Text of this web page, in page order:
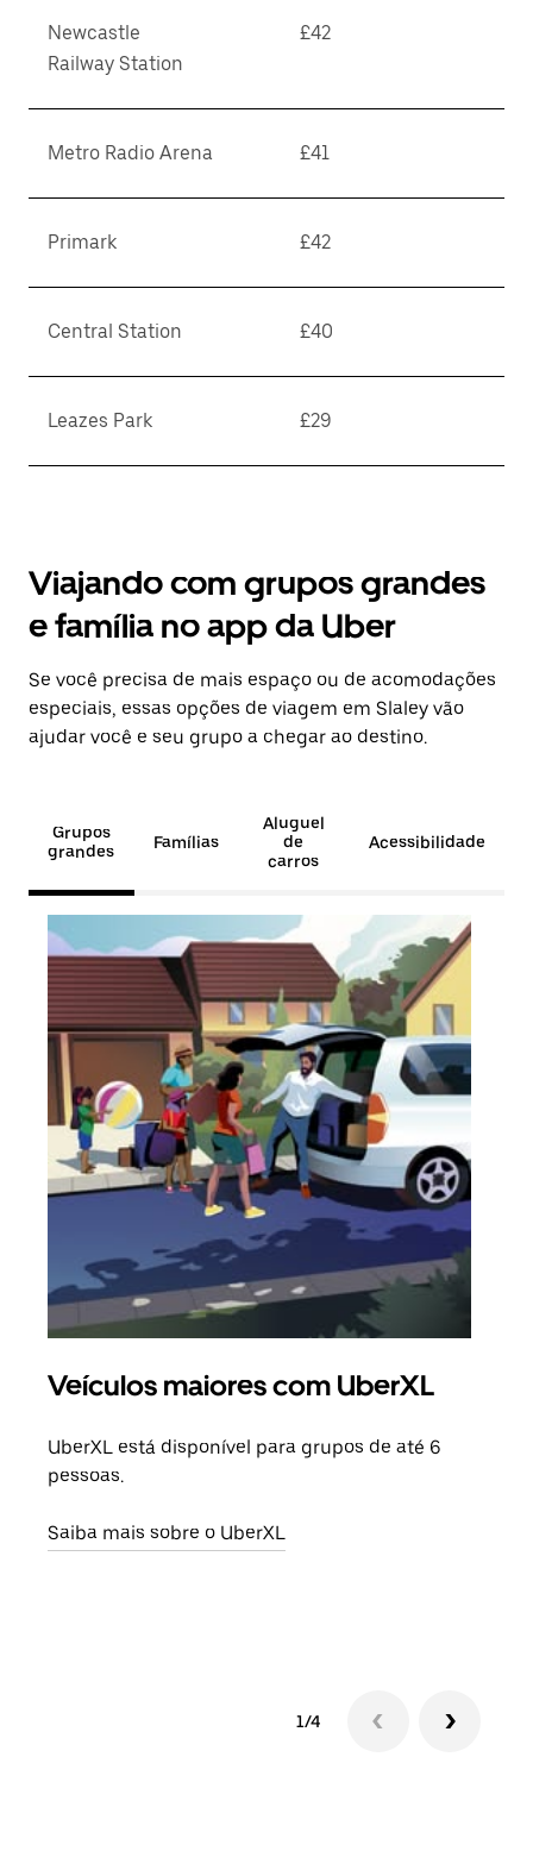
Newcastle
Railway Station
£42
Metro Radio Arena £41
Primark £42
Central Station £40
Leazes Park £29
Viajando com grupos grandes
e família no app da Uber
Se você precisa de mais espaço ou de acomodações
especiais, essas opções de viagem em Slaley vão
ajudar você e seu grupo a chegar ao destino.
Grupos
grandes
Famílias
Aluguel
de
carros
Acessibilidade
Veículos maiores com UberXL
UberXL está disponível para grupos de até 6
pessoas.
Saiba mais sobre o UberXL
1/4